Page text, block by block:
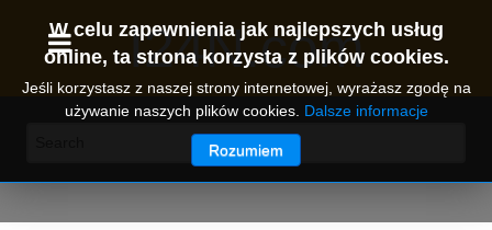
I24N.com
W celu zapewnienia jak najlepszych usług
online, ta strona korzysta z plików cookies.
Jeśli korzystasz z naszej strony internetowej, wyrażasz zgodę na
używanie naszych plików cookies. Dalsze informacje
Rozumiem